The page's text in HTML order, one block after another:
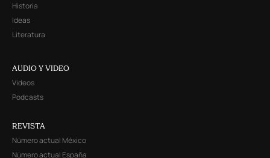
Historia
Ideas
Literatura
AUDIO Y VIDEO
Videos
Podcasts
REVISTA
Número actual México
Número actual España